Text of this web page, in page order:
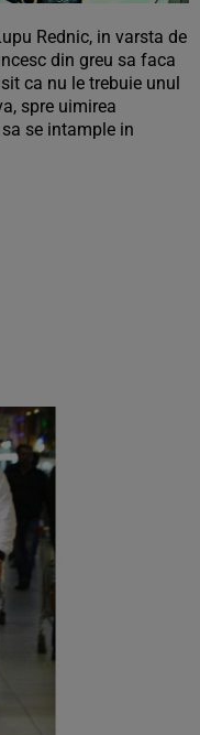
Rednic, in varsta de
din greu sa faca
ca nu le trebuie unul
spre uimirea
se intample in